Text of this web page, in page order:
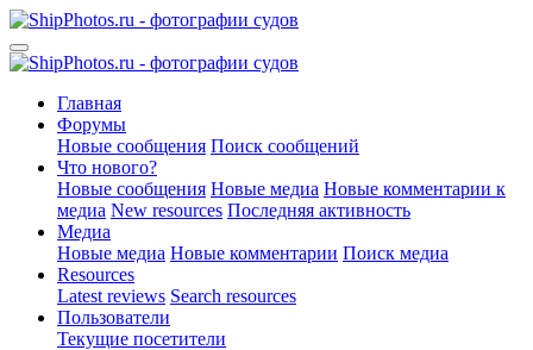
Главная
Форумы
Новые сообщения Поиск сообщений
Что нового?
Новые сообщения Новые медиа Новые комментарии к
медиа New resources Последняя активность
Медиа
Новые медиа Новые комментарии Поиск медиа
Resources
Latest reviews Search resources
Пользователи
Текущие посетители